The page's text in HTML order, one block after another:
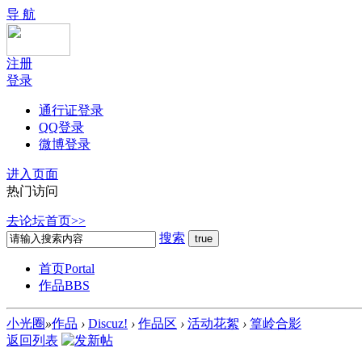
导 航
注册
登录
通行证登录
QQ登录
微博登录
进入页面
热门访问
去论坛首页>>
搜索
首页Portal
作品BBS
小光圈»作品 › Discuz! › 作品区 › 活动花絮 › 篁岭合影
返回列表